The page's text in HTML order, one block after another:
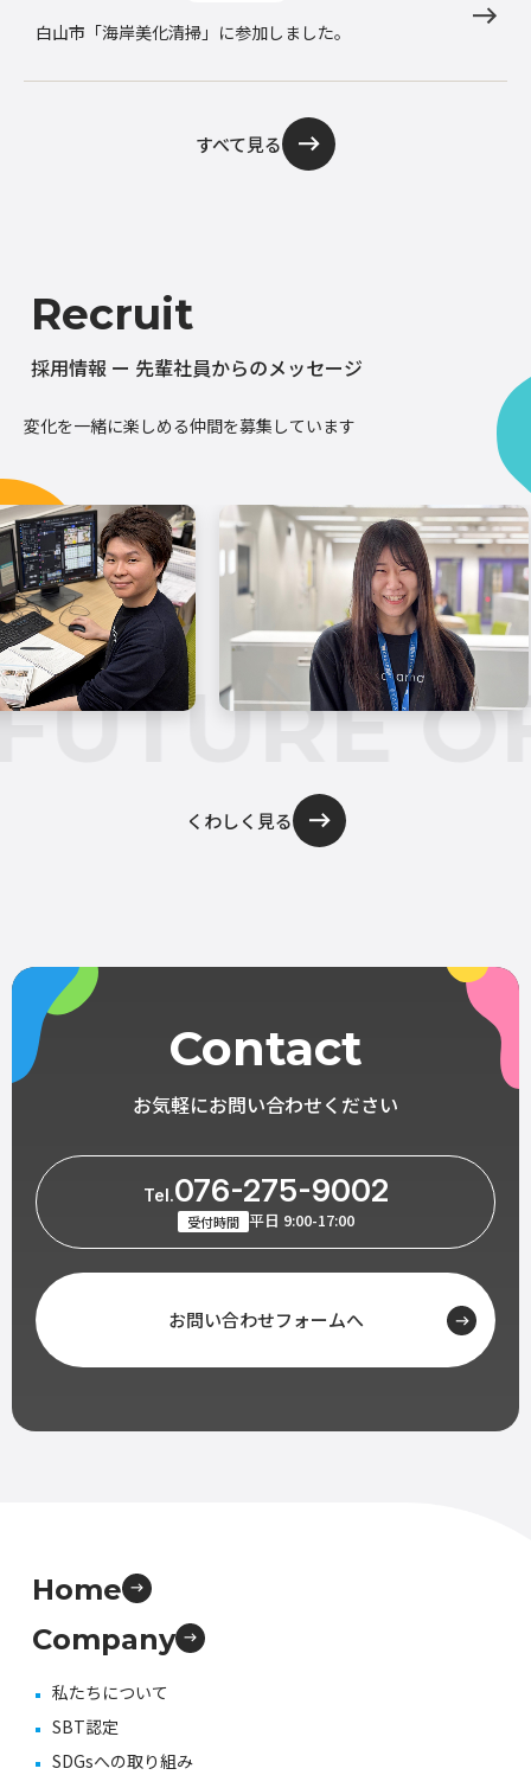
白山市「海岸美化清掃」に参加しました。
すべて見る
Recruit
採用情報 ー 先輩社員からのメッセージ
変化を一緒に楽しめる仲間を募集しています
くわしく見る
Contact
お気軽にお問い合わせください
Tel.076-275-9002
受付時間 平日 9:00-17:00
お問い合わせフォームへ
Home
Company
私たちについて
SBT認定
SDGsへの取り組み